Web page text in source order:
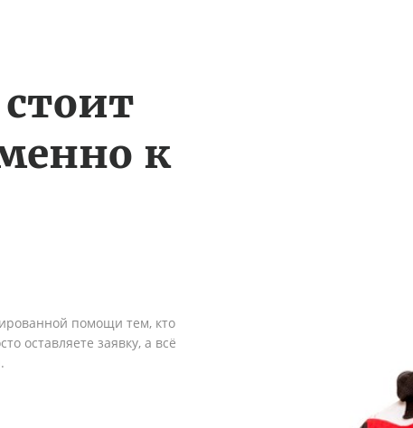
к
помощи тем, кто
оставляете заявку, а всё